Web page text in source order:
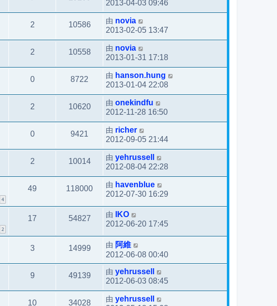
2013-04-03 09:46
2 10586 由 novia
2013-02-05 13:47
2 10558 由 novia
2013-01-31 17:18
0 8722 由 hanson.hung
2013-01-04 22:08
2 10620 由 onekindfu
2012-11-28 16:50
0 9421 由 richer
2012-09-05 21:44
2 10014 由 yehrussell
2012-08-04 22:28
4
49 118000 由 havenblue
2012-07-30 16:29
2
17 54827 由
IKO
2012-06-20 17:45
3 14999 由 阿維
2012-06-08 00:40
9 49139 由 yehrussell
2012-06-03 08:45
10 34028 由 yehrussell